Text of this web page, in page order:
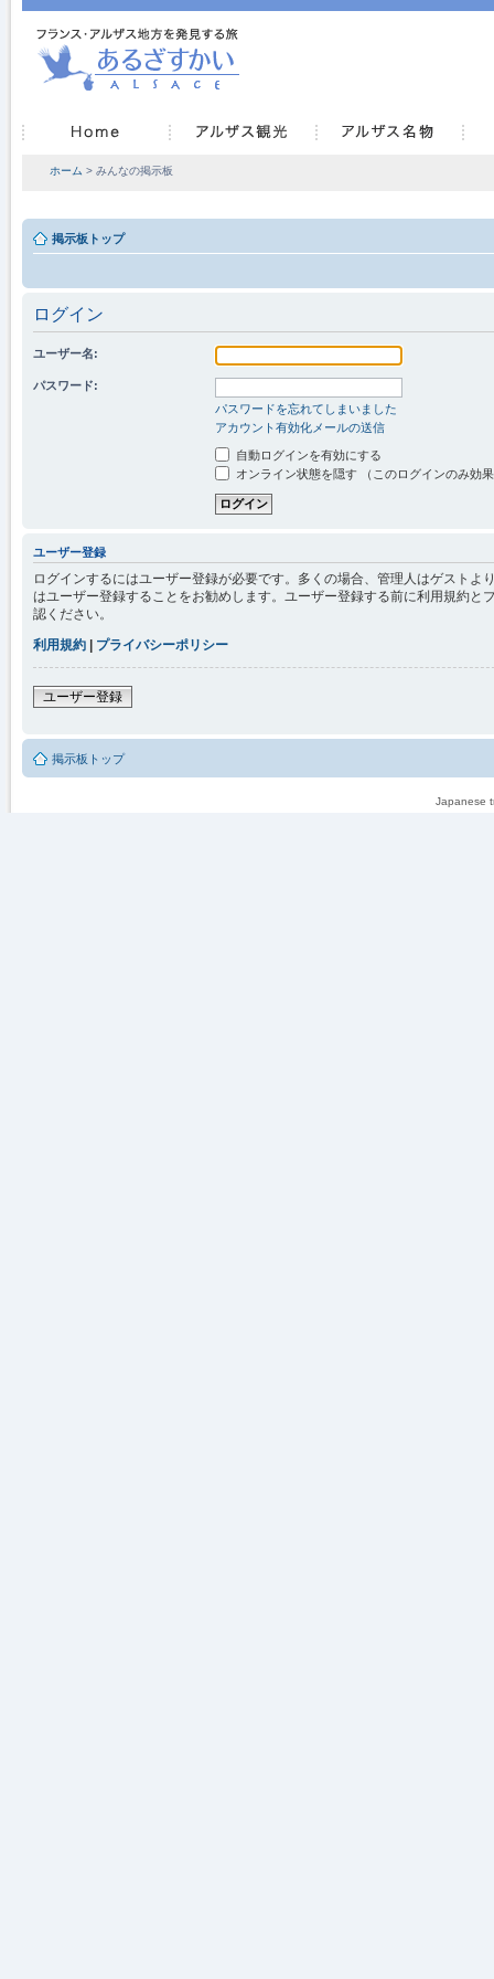
ホーム > みんなの掲示板
掲示板トップ
ログイン
ユーザー名:
パスワード:
パスワードを忘れてしまいました
アカウント有効化メールの送信
自動ログインを有効にする
オンライン状態を隠す （このログインのみ効
ユーザー登録
ログインするにはユーザー登録が必要です。多くの場合、管理人はゲスト
はユーザー登録することをお勧めします。ユーザー登録する前に利用規約
認ください。
利用規約 | プライバシーポリシー
ユーザー登録
掲示板トップ
Japanese